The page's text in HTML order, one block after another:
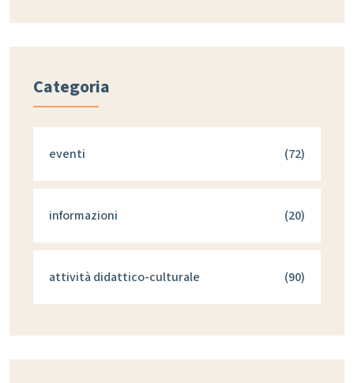
Categoria
eventi (72)
informazioni (20)
attività didattico-culturale (90)